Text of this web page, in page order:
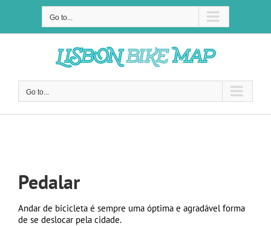
Go to...
Go to...
Pedalar
Andar de bicicleta é sempre uma óptima e agradável forma
de se deslocar pela cidade.